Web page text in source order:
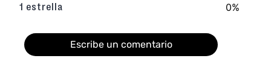
1 estrella 0%
Escribe un comentario